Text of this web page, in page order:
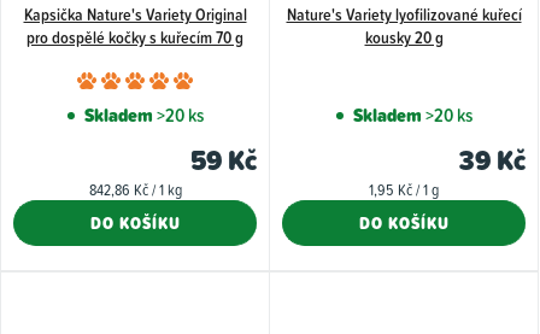
Kapsička Nature's Variety Original
pro dospělé kočky s kuřecím 70 g
Průměrné
hodnocení
je
5,0
Skladem>20 ks
59 Kč
Měrná
842,86 Kč / 1 kg
DO KOŠÍKU
Nature's Variety lyofilizované kuřecí
kousky 20 g
Skladem>20 ks
39 Kč
Měrná
1,95 Kč / 1 g
DO KOŠÍKU